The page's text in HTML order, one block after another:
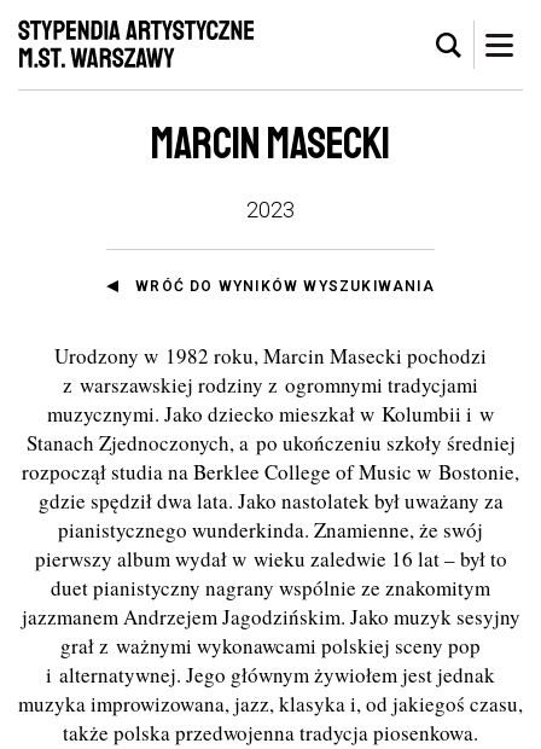
MARCIN MASECKI
2023
WRÓĆ DO WYNIKÓW WYSZUKIWANIA
Urodzony w 1982 roku,Marcin Masecki pochodzi
z warszawskiej rodziny z ogromnymi tradycjami
muzycznymi. Jako dziecko mieszkał w Kolumbii i w
Stanach Zjednoczonych, a po ukończeniu szkoły średniej
rozpoczął studia na Berklee College of Music w Bostonie,
gdzie spędził dwa lata. Jako nastolatek był uważany za
pianistycznego wunderkinda. Znamienne, że swój
pierwszy album wydał w wieku zaledwie 16 lat – był to
duet pianistyczny nagrany wspólnie ze znakomitym
jazzmanem Andrzejem Jagodzińskim. Jako muzyk sesyjny
grał z ważnymi wykonawcami polskiej sceny pop
i alternatywnej. Jego głównym żywiołem jest jednak
muzyka improwizowana, jazz, klasyka i, od jakiegoś czasu,
także polska przedwojenna tradycja piosenkowa.